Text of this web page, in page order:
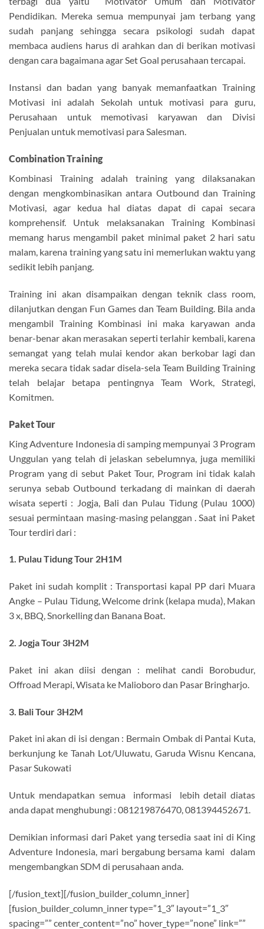
Pendidikan. Mereka semua mempunyai jam terbang yang
sudah panjang sehingga secara psikologi sudah dapat
membaca audiens harus di arahkan dan di berikan motivasi
dengan cara bagaimana agar Set Goal perusahaan tercapai.
Instansi dan badan yang banyak memanfaatkan Training
Motivasi ini adalah Sekolah untuk motivasi para guru,
Perusahaan untuk memotivasi karyawan dan Divisi
Penjualan untuk memotivasi para Salesman.
Combination Training
Kombinasi Training adalah training yang dilaksanakan
dengan mengkombinasikan antara Outbound dan Training
Motivasi, agar kedua hal diatas dapat di capai secara
komprehensif. Untuk melaksanakan Training Kombinasi
memang harus mengambil paket minimal paket 2 hari satu
malam, karena training yang satu ini memerlukan waktu yang
sedikit lebih panjang.
Training ini akan disampaikan dengan teknik class room,
dilanjutkan dengan Fun Games dan Team Building. Bila anda
mengambil Training Kombinasi ini maka karyawan anda
benar-benar akan merasakan seperti terlahir kembali, karena
semangat yang telah mulai kendor akan berkobar lagi dan
mereka secara tidak sadar disela-sela Team Building Training
telah belajar betapa pentingnya Team Work, Strategi,
Komitmen.
Paket Tour
King Adventure Indonesia di samping mempunyai 3 Program
Unggulan yang telah di jelaskan sebelumnya, juga memiliki
Program yang di sebut Paket Tour, Program ini tidak kalah
serunya sebab Outbound terkadang di mainkan di daerah
wisata seperti : Jogja, Bali dan Pulau Tidung (Pulau 1000)
sesuai permintaan masing-masing pelanggan . Saat ini Paket
Tour terdiri dari :
1. Pulau Tidung Tour 2H1M
Paket ini sudah komplit : Transportasi kapal PP dari Muara
Angke – Pulau Tidung, Welcome drink (kelapa muda), Makan
3 x, BBQ, Snorkelling dan Banana Boat.
2. Jogja Tour 3H2M
Paket ini akan diisi dengan : melihat candi Borobudur,
Offroad Merapi, Wisata ke Malioboro dan Pasar Bringharjo.
3. Bali Tour 3H2M
Paket ini akan di isi dengan : Bermain Ombak di Pantai Kuta,
berkunjung ke Tanah Lot/Uluwatu, Garuda Wisnu Kencana,
Pasar Sukowati
Untuk mendapatkan semua informasi lebih detail diatas
anda dapat menghubungi : 081219876470, 081394452671.
Demikian informasi dari Paket yang tersedia saat ini di King
Adventure Indonesia, mari bergabung bersama kami dalam
mengembangkan SDM di perusahaan anda.
[/fusion_text][/fusion_builder_column_inner]
[fusion_builder_column_inner type=”1_3″ layout=”1_3″
spacing=”” center_content=”no” hover_type=”none” link=””